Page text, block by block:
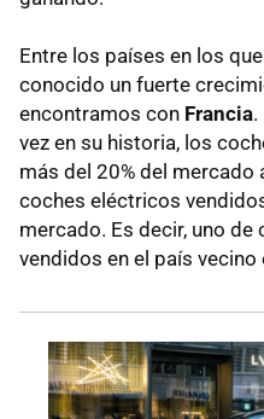
Entre los países en los
conocido un fuerte
encontramos con Francia.
vez en su historia, los
más del 20% del
coches eléctricos
mercado. Es decir, uno
vendidos en el país vecino